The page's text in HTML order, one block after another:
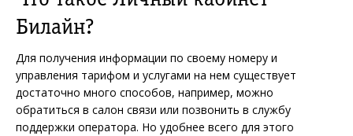
Билайн?
Для получения информации по своему номеру и
управления тарифом и услугами на нем существует
достаточно много способов, например, можно
обратиться в салон связи или позвонить в службу
поддержки оператора. Но удобнее всего для этого